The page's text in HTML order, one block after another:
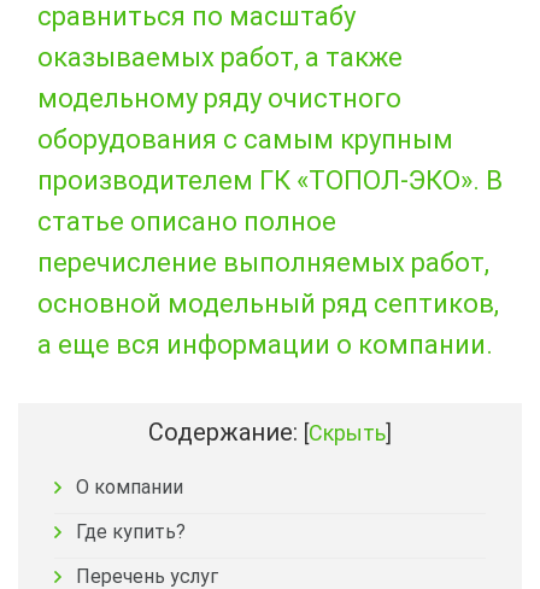
сравниться по масштабу
оказываемых работ, а также
модельному ряду очистного
оборудования с самым крупным
производителем ГК «ТОПОЛ-ЭКО». В
статье описано полное
перечисление выполняемых работ,
основной модельный ряд септиков,
а еще вся информации о компании.
Содержание: [Скрыть]
О компании
Где купить?
Перечень услуг